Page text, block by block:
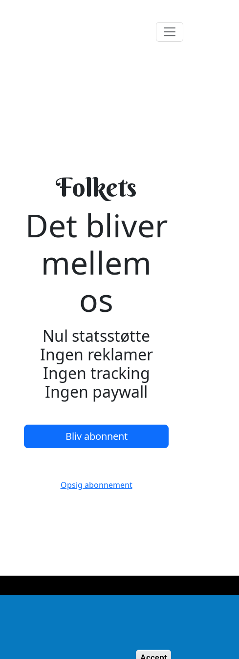
Folkets
Det bliver
mellem
os
Nul statsstøtte
Ingen reklamer
Ingen tracking
Ingen paywall
Bliv abonnent
Opsig abonnement